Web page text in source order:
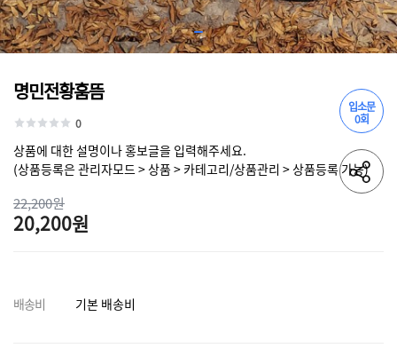
입소문
0회
명민전황훔뜸
0
상품에 대한 설명이나 홍보글을 입력해주세요.
(상품등록은 관리자모드 > 상품 > 카테고리/상품관리 > 상품등록 가능)
22,200원
20,200원
배송비 기본 배송비